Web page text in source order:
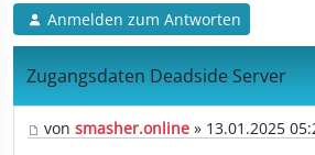
Anmelden zum Antworten
Zugangsdaten Deadside Server
von smasher.online » 13.01.2025